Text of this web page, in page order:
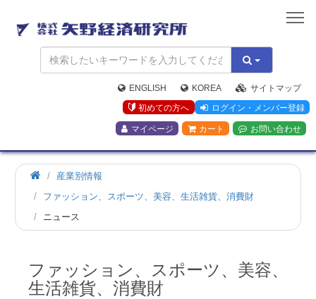
矢
野
経
済
研
究
所
ENGLISH KOREA
サイトマップ
初めての方へ
ログイン・メンバー登録
マイページ カート お問い合わせ
産業別情報
ファッション、スポーツ、美容、生活雑貨、消費財
ニュース
ファッション、スポーツ、美容、
生活雑貨、消費財